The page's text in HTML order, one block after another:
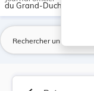
du Grand-Duché de